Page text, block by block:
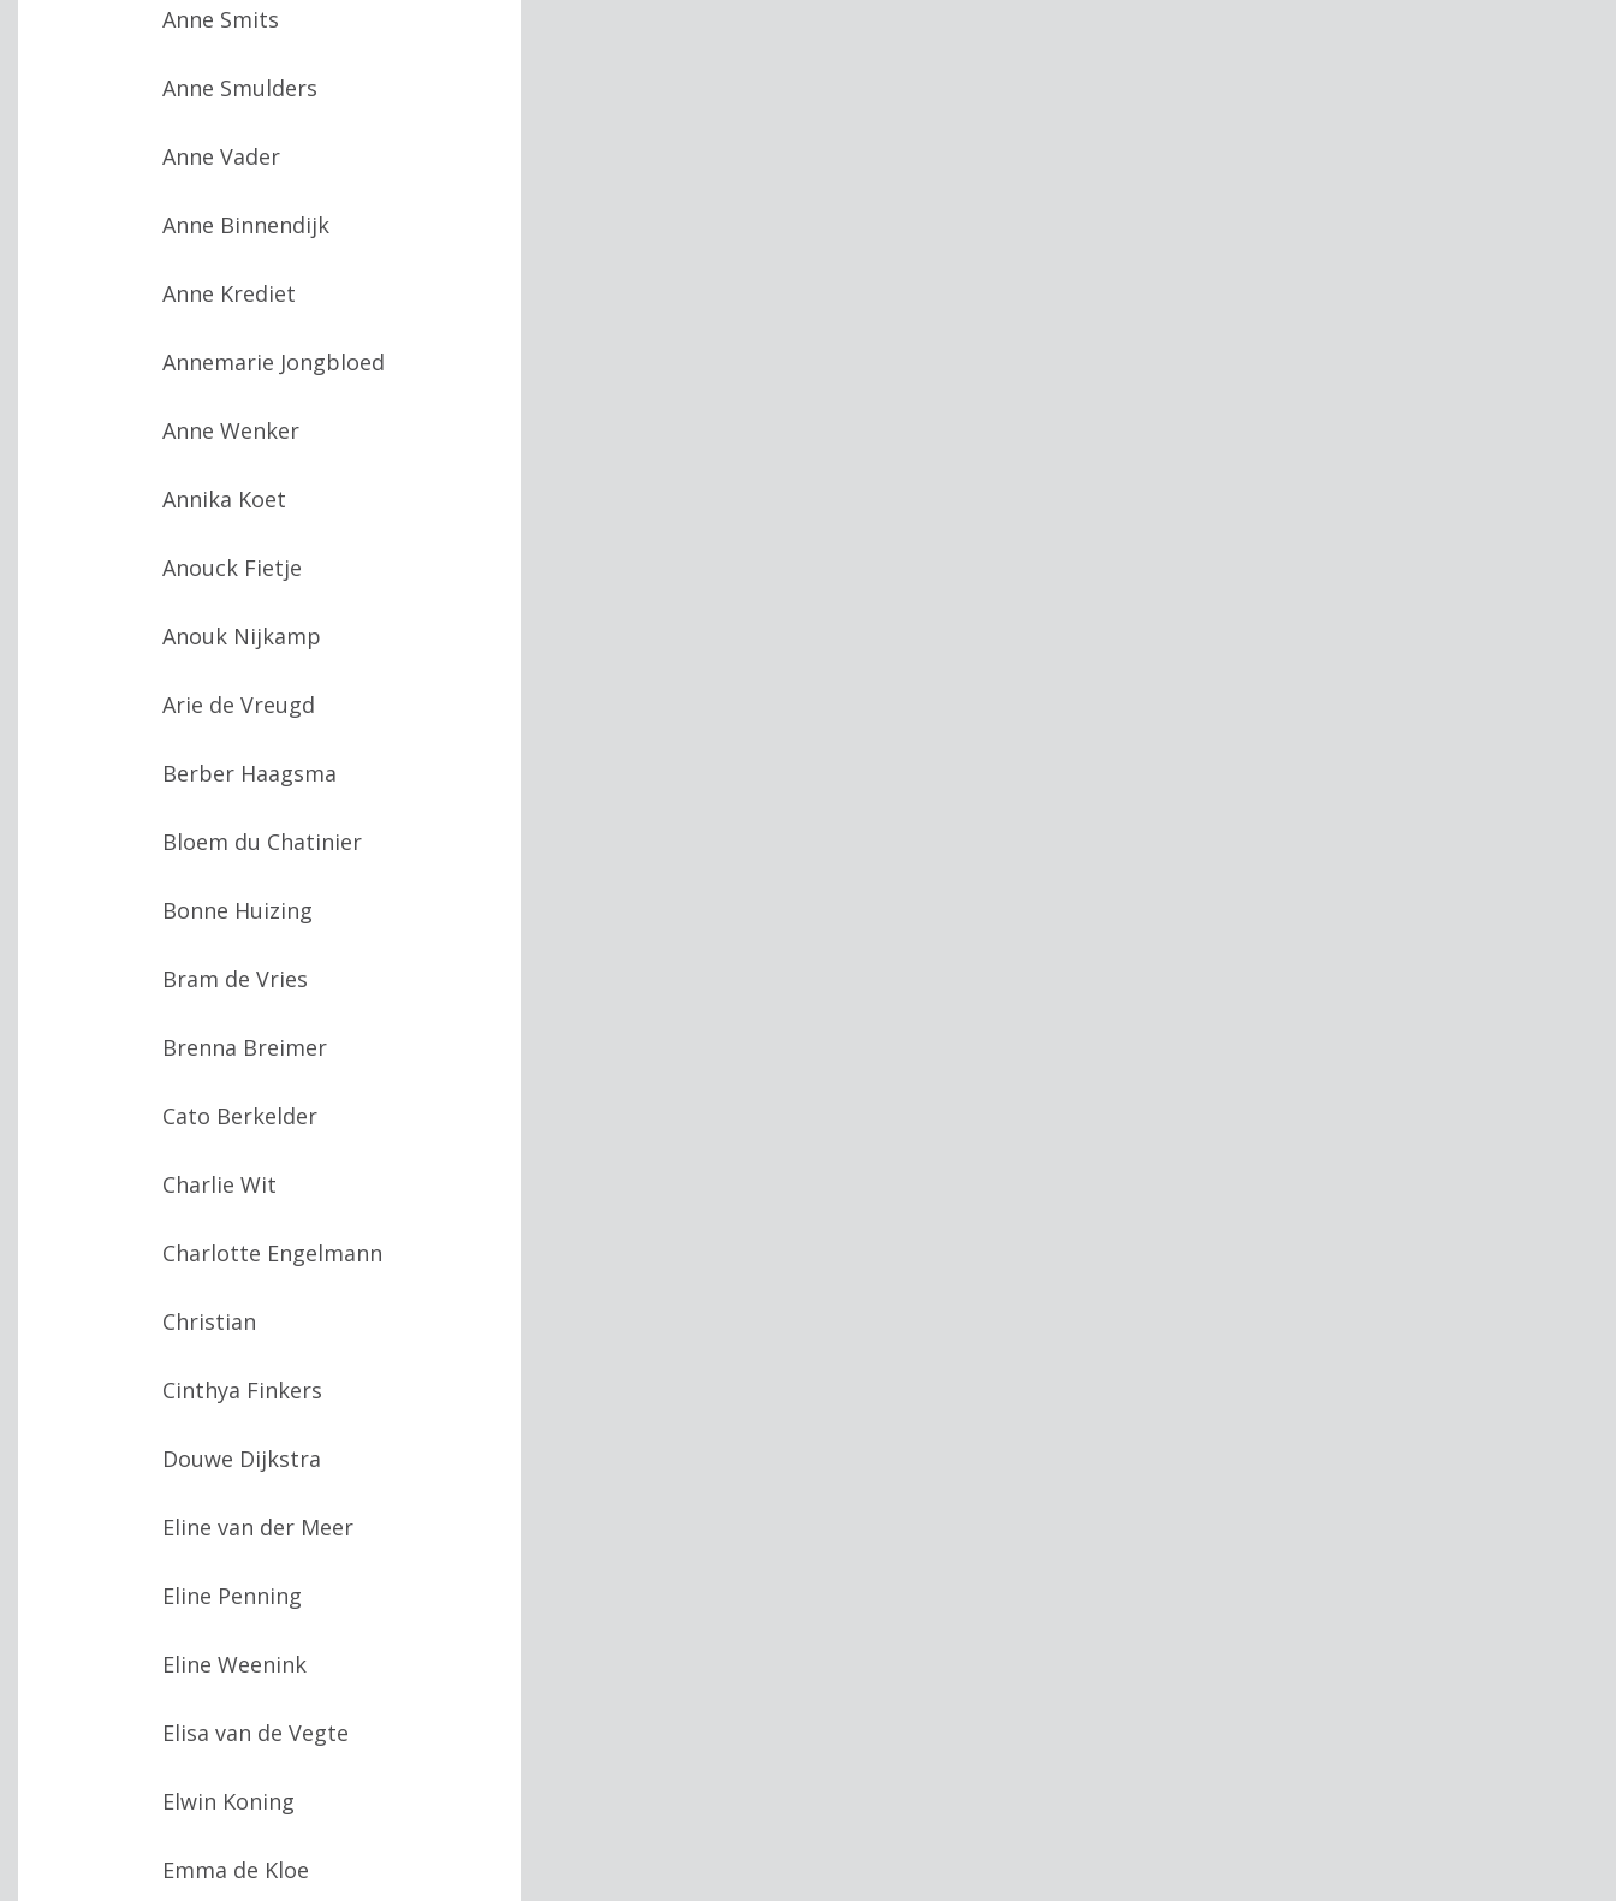
Anne Smits
Anne Smulders
Anne Vader
Anne Binnendijk
Anne Krediet
Annemarie Jongbloed
Anne Wenker
Annika Koet
Anouck Fietje
Anouk Nijkamp
Arie de Vreugd
Berber Haagsma
Bloem du Chatinier
Bonne Huizing
Bram de Vries
Brenna Breimer
Cato Berkelder
Charlie Wit
Charlotte Engelmann
Christian
Cinthya Finkers
Douwe Dijkstra
Eline van der Meer
Eline Penning
Eline Weenink
Elisa van de Vegte
Elwin Koning
Emma de Kloe